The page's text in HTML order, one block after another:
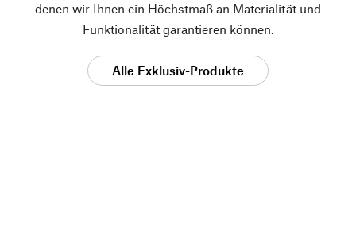
denen wir Ihnen ein Höchstmaß an Materialität und
Funktionalität garantieren können.
Alle Exklusiv-Produkte